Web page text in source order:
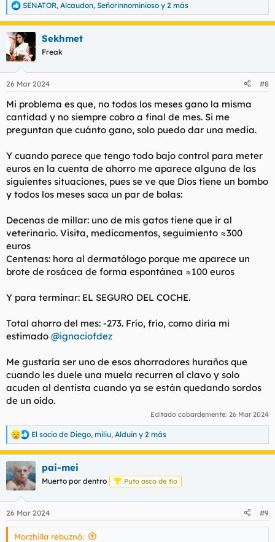
R
e
a
c
c
i
e
:
SENATOR, Alcaudon, Señorinnominioso y 2 más
Sekhmet
Freak
26 Mar 2024 #8
Mi problema es que, no todos los meses gano la misma
cantidad y no siempre cobro a final de mes. Si me
preguntan que cuánto gano, solo puedo dar una media.
Y cuando parece que tengo todo bajo control para meter
euros en la cuenta de ahorro me aparece alguna de las
siguientes situaciones, pues se ve que Dios tiene un bombo
y todos los meses saca un par de bolas:
Decenas de millar: uno de mis gatos tiene que ir al
veterinario. Visita, medicamentos, seguimiento ≈300
euros
Centenas: hora al dermatólogo porque me aparece un
brote de rosácea de forma espontánea ≈100 euros
Y para terminar: EL SEGURO DEL COCHE.
Total ahorro del mes: -273. Frío, frío, como diría mi
estimado @ignaciofdez
Me gustaría ser uno de esos ahorradores huraños que
cuando les duele una muela recurren al clavo y solo
acuden al dentista cuando ya se están quedando sordos
de un oído.
Editado cobardemente: 26 Mar 2024
R
e
a
c
c
i
e
s
El socio de Diego, miliu, Alduin y 2 más
pai-mei
Muerto por dentro Puto asco de tío
26 Mar 2024 #9
Morzhilla rebuznó: